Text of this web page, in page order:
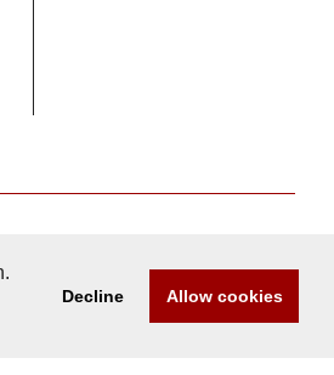
Decline Allow cookies